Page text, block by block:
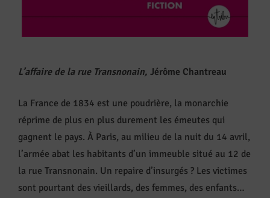
L’affaire de la rue Transnonain, Jérôme Chantreau
La France de 1834 est une poudrière, la monarchie
réprime de plus en plus durement les émeutes qui
gagnent le pays. À Paris, au milieu de la nuit du 14 avril,
l’armée abat les habitants d’un immeuble situé au 12 de
la rue Transnonain. Un repaire d’insurgés ? Les victimes
sont pourtant des vieillards, des femmes, des enfants…